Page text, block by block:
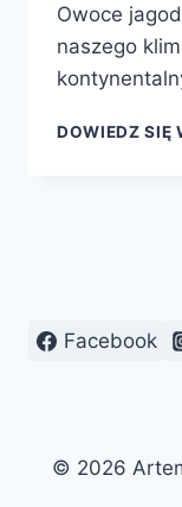
Owoce
naszego
DOWIEDZ SIĘ
Facebook
© 2026